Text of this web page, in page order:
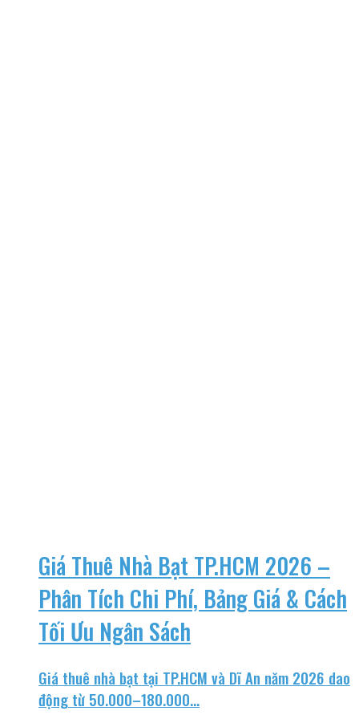
Giá Thuê Nhà Bạt TP.HCM 2026 –
Phân Tích Chi Phí, Bảng Giá & Cách
Tối Ưu Ngân Sách
Giá thuê nhà bạt tại TP.HCM và Dĩ An năm 2026 dao
động từ 50.000–180.000...